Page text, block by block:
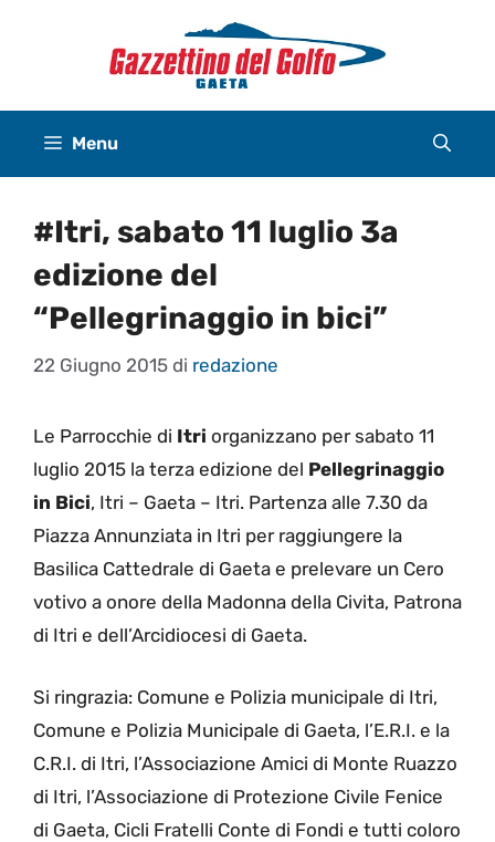
Menu
#Itri, sabato 11 luglio 3a
edizione del
“Pellegrinaggio in bici”
22 Giugno 2015 di redazione
Le Parrocchie di Itri organizzano per sabato 11
luglio 2015 la terza edizione del Pellegrinaggio
in Bici, Itri – Gaeta – Itri. Partenza alle 7.30 da
Piazza Annunziata in Itri per raggiungere la
Basilica Cattedrale di Gaeta e prelevare un Cero
votivo a onore della Madonna della Civita, Patrona
di Itri e dell’Arcidiocesi di Gaeta.
Si ringrazia: Comune e Polizia municipale di Itri,
Comune e Polizia Municipale di Gaeta, l’E.R.I. e la
C.R.I. di Itri, l’Associazione Amici di Monte Ruazzo
di Itri, l’Associazione di Protezione Civile Fenice
di Gaeta, Cicli Fratelli Conte di Fondi e tutti coloro